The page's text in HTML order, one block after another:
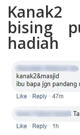
bising
hadiah